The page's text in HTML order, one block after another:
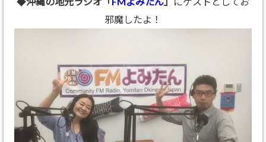
邪魔したよ！